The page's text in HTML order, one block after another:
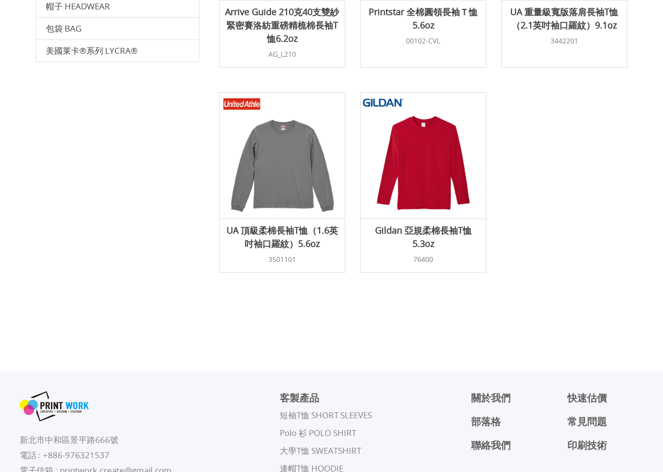
帽子 HEADWEAR
包袋 BAG
美國莱卡®系列 LYCRA®
Arrive Guide 210克40支雙紗
緊密賽洛紡重磅精梳棉長袖T
恤6.2oz
AG_L210
Printstar 全棉圓領長袖Ｔ恤
5.6oz
00102-CVL
UA 重量級寬版落肩長袖T恤
（2.1英吋袖口羅紋）9.1oz
3442201
UA 頂級柔棉長袖T恤（1.6英
吋袖口羅紋）5.6oz
3501101
Gildan 亞規柔棉長袖T恤
5.3oz
76400
客製產品
短袖T恤 SHORT SLEEVES
Polo 衫 POLO SHIRT
⼤學T恤 SWEATSHIRT
連帽T恤 HOODIE
關於我們
快速估價
部落格
常見問題
聯絡我們
印刷技術
新北市中和區景平路666號
電話 : +886-976321537